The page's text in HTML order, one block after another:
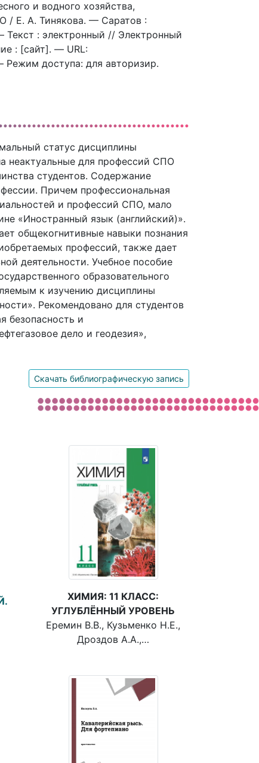
и водного хозяйства,
/ Е. А. Тинякова. — Саратов :
: электронный // Электронный
: [сайт]. — URL:
доступа: для авторизир.
статус дисциплины
неактуальные для профессий СПО
студентов. Содержание
Причем профессиональная
и профессий СПО, мало
«Иностранный язык (английский)».
общекогнитивные навыки познания
профессий, также дает
деятельности. Учебное пособие
образовательного
к изучению дисциплины
Рекомендовано для студентов
безопасность и
дело и геодезия»,
Скачать библиографическую запись
ХИМИЯ: 11 КЛАСС:
УГЛУБЛЁННЫЙ УРОВЕНЬ
Еремин В.В., Кузьменко Н.Е.,
Дроздов А.А.,…